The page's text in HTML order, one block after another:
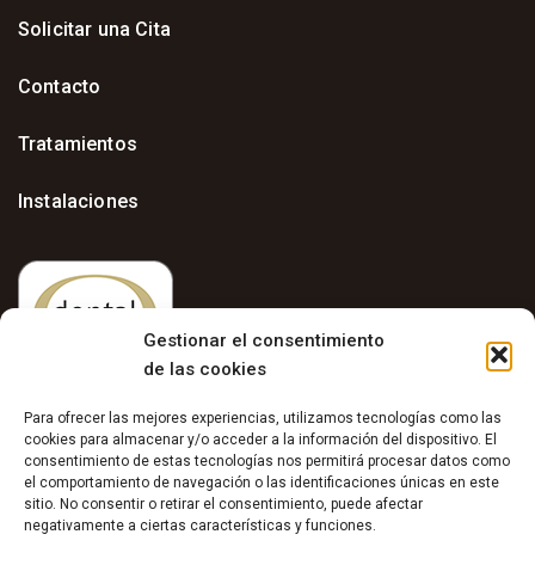
Gestionar el consentimiento
de las cookies
Para ofrecer las mejores experiencias, utilizamos tecnologías como las
cookies para almacenar y/o acceder a la información del dispositivo. El
consentimiento de estas tecnologías nos permitirá procesar datos como
el comportamiento de navegación o las identificaciones únicas en este
sitio. No consentir o retirar el consentimiento, puede afectar
negativamente a ciertas características y funciones.
Solicitar una Cita
Contacto
Tratamientos
Instalaciones
Aviso Legal